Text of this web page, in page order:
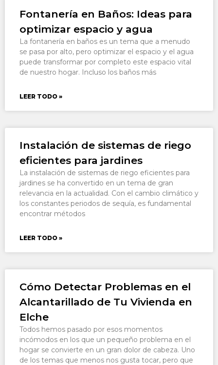
Fontanería en Baños: Ideas para
optimizar espacio y agua
La fontanería en baños es un tema que a menudo
se pasa por alto, pero optimizar el espacio y el agua
puede transformar por completo este espacio vital
de nuestro hogar. Incluso los baños más
LEER TODO »
Instalación de sistemas de riego
eficientes para jardines
La instalación de sistemas de riego eficientes para
jardines se ha convertido en un tema de gran
relevancia en la actualidad. Con el cambio climático y
los constantes periodos de sequía, es fundamental
encontrar métodos
LEER TODO »
Cómo Detectar Problemas en el
Alcantarillado de Tu Vivienda en
Elche
Todos hemos pasado por esos momentos
incómodos en los que un pequeño problema en el
hogar se convierte en un gran dolor de cabeza. Uno
de los temas que menos nos gusta tocar, pero que